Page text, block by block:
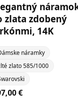
zlata zdobený
14K
náramky
zlato 585/1000
€